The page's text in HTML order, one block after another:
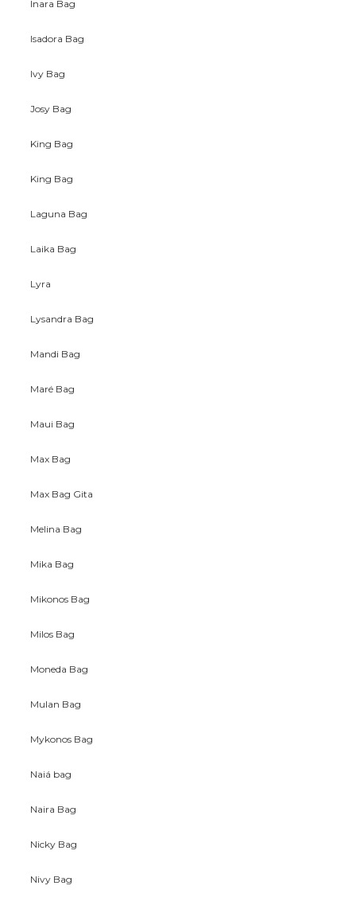
Inara Bag
Isadora Bag
Ivy Bag
Josy Bag
King Bag
King Bag
Laguna Bag
Laika Bag
Lyra
Lysandra Bag
Mandi Bag
Maré Bag
Maui Bag
Max Bag
Max Bag Gita
Melina Bag
Mika Bag
Mikonos Bag
Milos Bag
Moneda Bag
Mulan Bag
Mykonos Bag
Naiá bag
Naira Bag
Nicky Bag
Nivy Bag